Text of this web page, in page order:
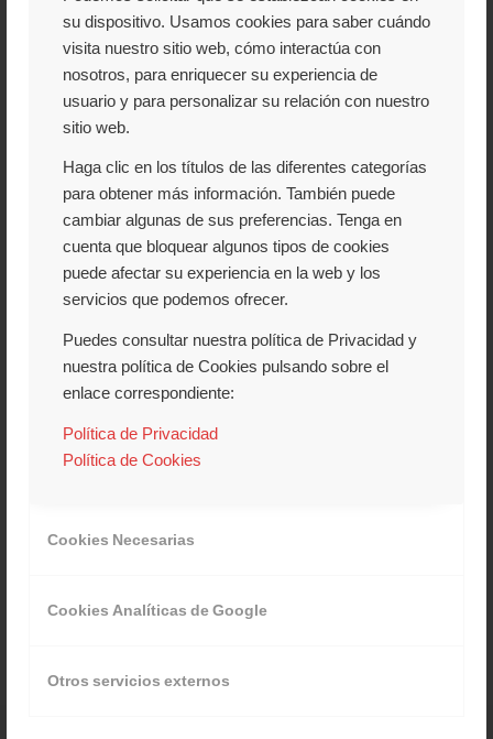
su dispositivo. Usamos cookies para saber cuándo
visita nuestro sitio web, cómo interactúa con
nosotros, para enriquecer su experiencia de
usuario y para personalizar su relación con nuestro
sitio web.
Haga clic en los títulos de las diferentes categorías
para obtener más información. También puede
cambiar algunas de sus preferencias. Tenga en
cuenta que bloquear algunos tipos de cookies
puede afectar su experiencia en la web y los
servicios que podemos ofrecer.
Puedes consultar nuestra política de Privacidad y
nuestra política de Cookies pulsando sobre el
enlace correspondiente:
Política de Privacidad
Política de Cookies
Cookies Necesarias
Cookies Analíticas de Google
Otros servicios externos
PISCINAS NATURALES
Y ZONAS DE BAÑO EN
EL VALLE DEL JERTE
Con el calor que hace y la necesidad que tenemos
todos de vacaciones y relax, hoy os proponemos
pegaros un buen chapuzón en las piscinas
naturales del Valle del Jerte, donde podréis
disfrutar de un paisaje inigualable y de la
naturaleza en su estado puro. Feliz chapuzón